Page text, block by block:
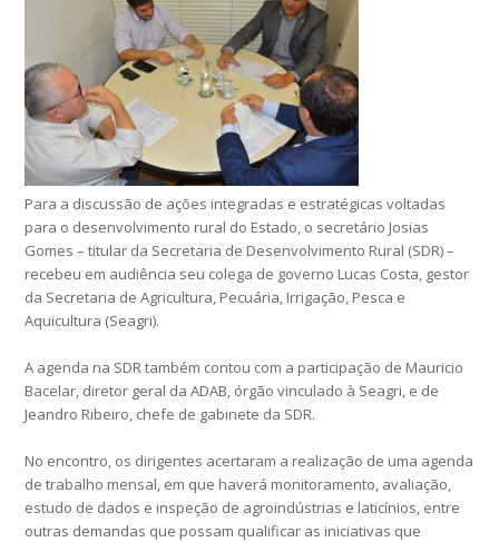
Para a discussão de ações integradas e estratégicas voltadas
para o desenvolvimento rural do Estado, o secretário Josias
Gomes – titular da Secretaria de Desenvolvimento Rural (SDR) –
recebeu em audiência seu colega de governo Lucas Costa, gestor
da Secretaria de Agricultura, Pecuária, Irrigação, Pesca e
Aquicultura (Seagri).
A agenda na SDR também contou com a participação de Mauricio
Bacelar, diretor geral da ADAB, órgão vinculado à Seagri, e de
Jeandro Ribeiro, chefe de gabinete da SDR.
No encontro, os dirigentes acertaram a realização de uma agenda
de trabalho mensal, em que haverá monitoramento, avaliação,
estudo de dados e inspeção de agroindústrias e laticínios, entre
outras demandas que possam qualificar as iniciativas que